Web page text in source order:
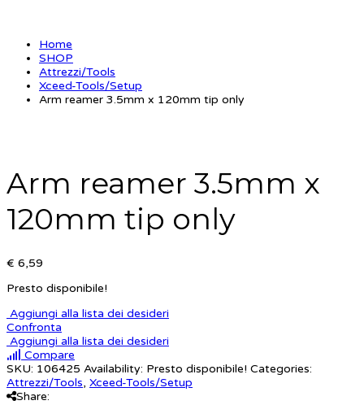
Home
SHOP
Attrezzi/Tools
Xceed-Tools/Setup
Arm reamer 3.5mm x 120mm tip only
Arm reamer 3.5mm x
120mm tip only
€ 6,59
Presto disponibile!
Aggiungi alla lista dei desideri
Confronta
Aggiungi alla lista dei desideri
Compare
SKU: 106425 Availability: Presto disponibile! Categories:
Attrezzi/Tools, Xceed-Tools/Setup
Share: